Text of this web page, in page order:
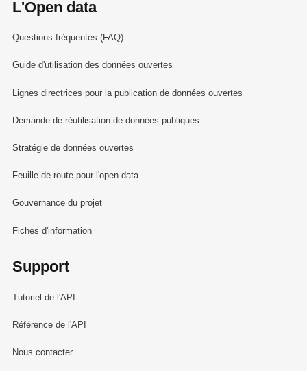
L'Open data
Questions fréquentes (FAQ)
Guide d'utilisation des données ouvertes
Lignes directrices pour la publication de données ouvertes
Demande de réutilisation de données publiques
Stratégie de données ouvertes
Feuille de route pour l'open data
Gouvernance du projet
Fiches d'information
Support
Tutoriel de l'API
Référence de l'API
Nous contacter